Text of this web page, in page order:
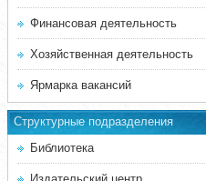
Финансовая деятельность
Хозяйственная деятельность
Ярмарка вакансий
Структурные подразделения
Библиотека